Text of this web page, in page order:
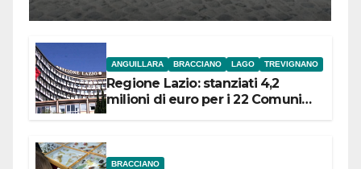
l’inaugurazione
ANGUILLARA BRACCIANO LAGO TREVIGNANO
Regione Lazio: stanziati 4,2
milioni di euro per i 22 Comuni
BRACCIANO